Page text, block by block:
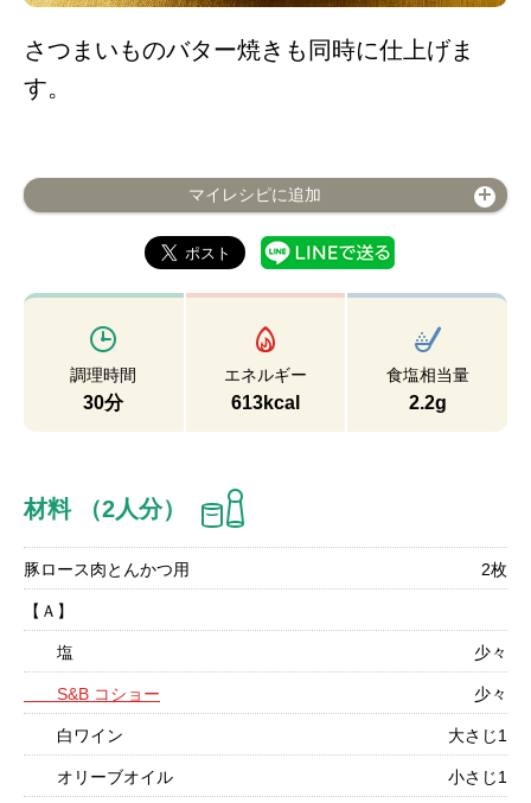
さつまいものバター焼きも同時に仕上げま
す。
マイレシピに追加
調理時間
30分
エネルギー
613kcal
食塩相当量
2.2g
材料 （2人分）
豚ロース肉とんかつ用 2枚
【Ａ】
塩 少々
S&B コショー 少々
白ワイン 大さじ1
オリーブオイル 小さじ1